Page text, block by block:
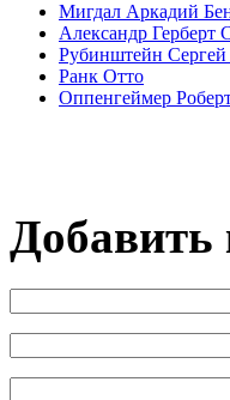
Мигдал Аркадий
Александр Герберт
Рубинштейн
Ранк Отто
Оппенгеймер
Добавить